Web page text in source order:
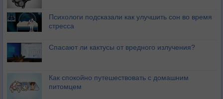
Психологи подсказали как улучшить сон во время
стресса
Спасают ли кактусы от вредного излучения?
Как спокойно путешествовать с домашним
питомцем